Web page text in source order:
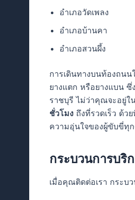
อำเภอวัดเพลง
อำเภอบ้านคา
อำเภอสวนผึ้ง
การเดินทางบนท้องถน
ยางแตก หรือยางแบน ซึ่
ราชบุรี ไม่ว่าคุณจะอยู่ใ
ชั่วโมง ถึงที่รวดเร็ว ด้
ความอุ่นใจของผู้ขับขี่ทุ
กระบวนการบริ
เมื่อคุณติดต่อเรา กระบว